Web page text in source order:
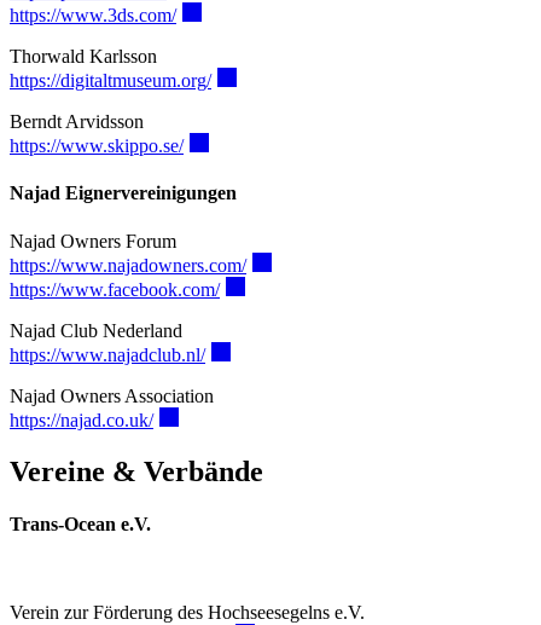
https://www.3ds.com/
Thorwald Karlsson
https://digitaltmuseum.org/
Berndt Arvidsson
https://www.skippo.se/
Najad Eignervereinigungen
Najad Owners Forum
https://www.najadowners.com/
https://www.facebook.com/
Najad Club Nederland
https://www.najadclub.nl/
Najad Owners Association
https://najad.co.uk/
Vereine & Verbände
Trans-Ocean e.V.
Verein zur Förderung des Hochseesegelns e.V.